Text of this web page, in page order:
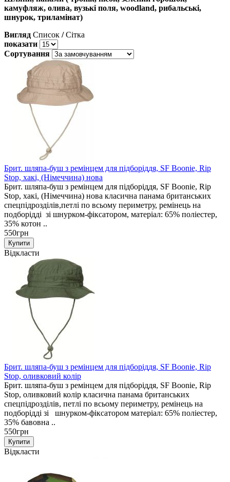
камуфляж, олива, вузькі поля, woodland, рибальські,
шнурок, триламінат)
Вигляд Список / Сітка
показати
Сортування
Брит. шляпа-буш з ремінцем для підборіддя, SF Boonie, Rip
Stop, хакі, (Німеччина) нова
Брит. шляпа-буш з ремінцем для підборіддя, SF Boonie, Rip
Stop, хакі, (Німеччина) нова класична панама британських
спецпідрозділів,петлі по всьому периметру, ремінець на
подборідді зі шнурком-фіксатором, матеріал: 65% поліестер,
35% котон ..
550грн
Відкласти
Брит. шляпа-буш з ремінцем для підборіддя, SF Boonie, Rip
Stop, оливковий колір
Брит. шляпа-буш з ремінцем для підборіддя, SF Boonie, Rip
Stop, оливковий колір класична панама британських
спецпідрозділів, петлі по всьому периметру, ремінець на
подборідді зі шнурком-фіксатором матеріал: 65% поліестер,
35% бавовна ..
550грн
Відкласти